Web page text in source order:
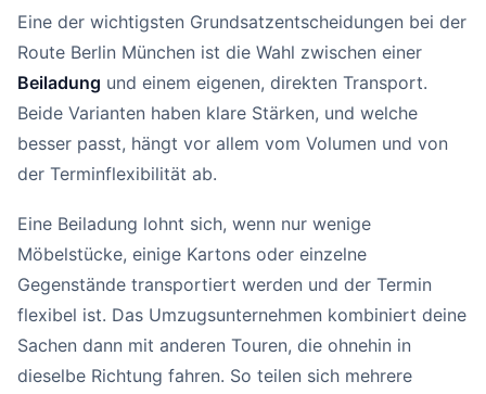
Eine der wichtigsten Grundsatzentscheidungen bei der
Route Berlin München ist die Wahl zwischen einer
Beiladung und einem eigenen, direkten Transport.
Beide Varianten haben klare Stärken, und welche
besser passt, hängt vor allem vom Volumen und von
der Terminflexibilität ab.
Eine Beiladung lohnt sich, wenn nur wenige
Möbelstücke, einige Kartons oder einzelne
Gegenstände transportiert werden und der Termin
flexibel ist. Das Umzugsunternehmen kombiniert deine
Sachen dann mit anderen Touren, die ohnehin in
dieselbe Richtung fahren. So teilen sich mehrere